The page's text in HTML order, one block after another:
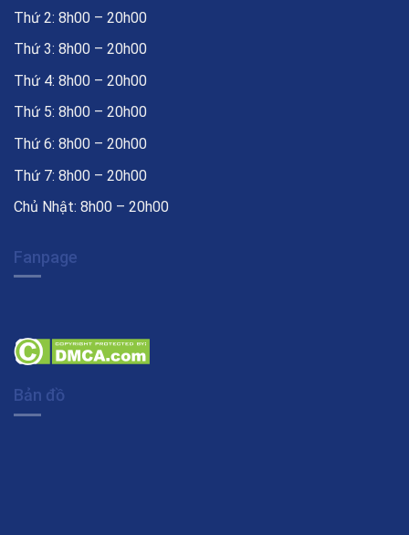
Thứ 2: 8h00 – 20h00
Thứ 3: 8h00 – 20h00
Thứ 4: 8h00 – 20h00
Thứ 5: 8h00 – 20h00
Thứ 6: 8h00 – 20h00
Thứ 7: 8h00 – 20h00
Chủ Nhật: 8h00 – 20h00
Fanpage
Bản đồ